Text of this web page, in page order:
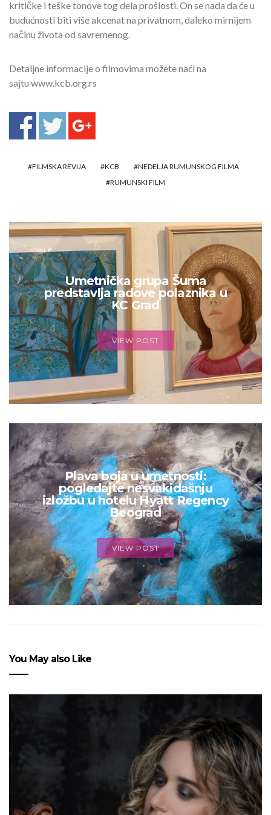
kritičke i teške tonove tog dela prošlosti. On se nada da će u
budućnosti biti više akcenat na privatnom, daleko mirnijem
načinu života od savremenog.
Detaljne informacije o filmovima možete naći na
sajtu www.kcb.org.rs
FILMSKA REVIJA KCB
NEDELJA RUMUNSKOG FILMA
RUMUNSKI FILM
Umetnička grupa Šuma
predstavlja radove polaznika u
KC Grad
VIEW POST
Plava boja u umetnosti:
pogledajte nesvakidašnju
izložbu u hotelu Hyatt Regency
Beograd
VIEW POST
You May also Like